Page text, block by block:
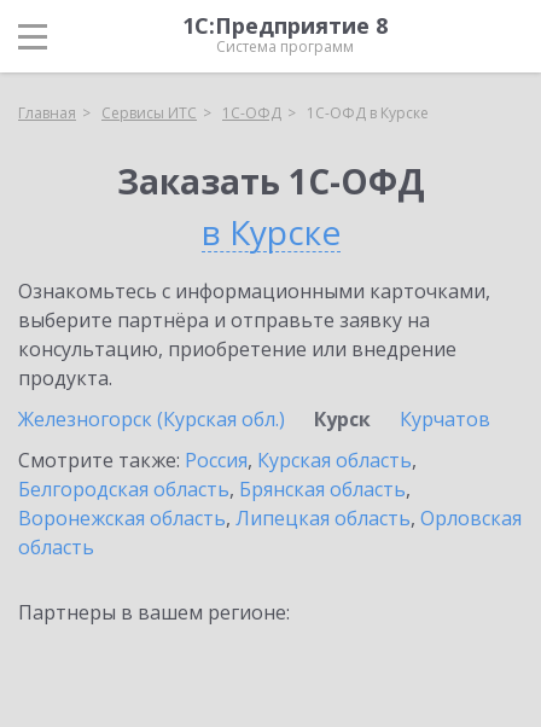
1С:Предприятие 8
Система программ
Главная Сервисы ИТС 1С-ОФД 1С-ОФД в Курске
Заказать 1С-ОФД
в Курске
Ознакомьтесь с информационными карточками,
выберите партнёра и отправьте заявку на
консультацию, приобретение или внедрение
продукта.
Железногорск (Курская обл.)
Курск
Курчатов
Смотрите также: Россия, Курская область,
Белгородская область, Брянская область,
Воронежская область, Липецкая область, Орловская
область
Партнеры в вашем регионе: